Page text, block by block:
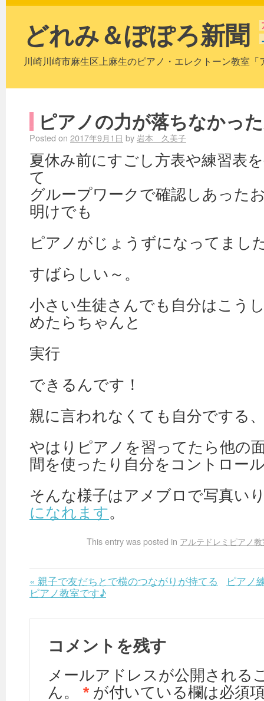
どれみ＆ぽぽろ新聞
川崎川崎市麻生区上麻生のピアノ・エレクトーン教室
ピアノの力が落ちなかっ
Posted on 2017年9月1日 by岩本 久美子
夏休み前にすごし方表や練習表
て
グループワークで確認しあった
明けでも
ピアノがじょうずになってまし
すばらしい～。
小さい生徒さんでも自分はこう
めたらちゃんと
実行
できるんです！
親に言われなくても自分でする
やはりピアノを習ってたら他の
間を使ったり自分をコントロー
そんな様子はアメブロで写真い
になれます。
This entry was posted in アルテドレミピアノ
« 親子で友だちとで横のつながりが持てる
ピアノ教室です♪
ピアノ
コメントを残す
メールアドレスが公開される
ん。
* が付いている欄は必須